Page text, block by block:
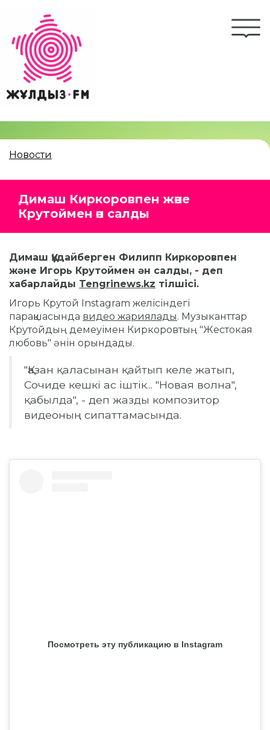
основному
содержанию
Новости
Димаш Киркоровпен және
Крутоймен ән салды
Димаш Құдайберген Филипп Киркоровпен
және Игорь Крутоймен ән салды, - деп
хабарлайды Tengrinews.kz тілшісі.
Игорь Крутой Instagram желісіндегі
парақшасында видео жариялады. Музыканттар
Крутойдың демеуімен Киркоровтың "Жестокая
любовь" әнін орындады.
"Қазан қаласынан қайтып келе жатып,
Сочиде кешкі ас іштік... "Новая волна",
қабылда", - деп жазды композитор
видеоның сипаттамасында.
Посмотреть эту публикацию в Instagram